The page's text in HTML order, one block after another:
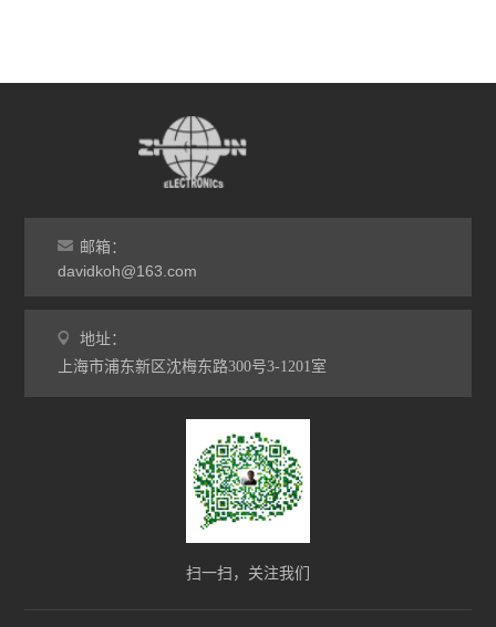
邮箱：
davidkoh@163.com
地址：
上海市浦东新区沈梅东路300号3-1201室
扫一扫，关注我们